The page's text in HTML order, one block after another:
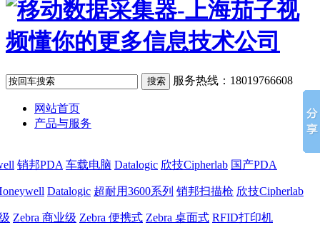
服务热线：18019766608
网站首页
产品与服务
销邦PDA 车载电脑 Datalogic 欣技Cipherlab 国产PDA
Datalogic 超耐用3600系列 销邦扫描枪 欣技Cipherlab
Zebra 商业级 Zebra 便携式 Zebra 桌面式 RFID打印机